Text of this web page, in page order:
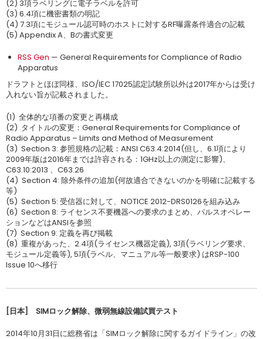
(2) 3項ラベリングに電子ラベルを許可
(3) 6.4項に機密書類の明記
(4) 7.3項にモジュール認可時のホストに対するRF曝露条件適合の記載
(5) Appendix A、Bの書式変更
RSS Gen — General Requirements for Compliance of Radio
Apparatus
ドラフトとほぼ同様、ISO/IEC 17025認定試験所以外は2017年からは受け
入れない旨が記載されました。
(1) 全体的な項番の変更と再構成
(2) タイトルの変更：General Requirements for Compliance of
Radio Apparatus – Limits and Method of Measurement
(3) Section 3: 参照規格の記載：ANSI C63.4:2014(但し、6.1項により
2009年版は2016年までは許容される：1GHz以上の測定に影響)、
C63.10:2013 、C63.26
(4) Section 4: 除外条件の追加(何故適合できないのかを明確に記載する
等)
(5) Section 5: 受信器に対して、NOTICE 2012-DRS0126を組み込み
(6) Section 8: ライセンス不要機器への要求のまとめ、パルスオペレー
ションなどはANSIを参照
(7) Section 9: 定義を再び掲載
(8) 重複があった、2.4項(ライセンス機器定義), 3項(ラベリング要求、
モジュール定義等), 5項(ラベル、マニュアル等一般要求) はRSP-100
Issue 10へ移行
[日本] SIMロック解除、微弱無線設備試買テスト
2014年10月31日に総務省は「SIMロック解除に関するガイドライン」の改